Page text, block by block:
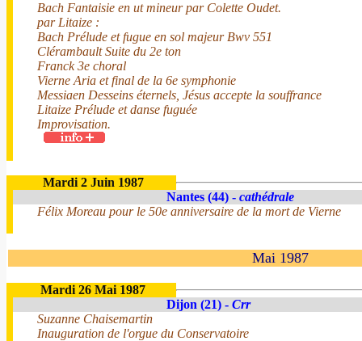
Bach Fantaisie en ut mineur par Colette Oudet.
par Litaize :
Bach Prélude et fugue en sol majeur Bwv 551
Clérambault Suite du 2e ton
Franck 3e choral
Vierne Aria et final de la 6e symphonie
Messiaen Desseins éternels, Jésus accepte la souffrance
Litaize Prélude et danse fuguée
Improvisation.
Mardi 2 Juin 1987
Nantes (44) - cathédrale
Félix Moreau pour le 50e anniversaire de la mort de Vierne
Mai 1987
Mardi 26 Mai 1987
Dijon (21) - Crr
Suzanne Chaisemartin
Inauguration de l'orgue du Conservatoire